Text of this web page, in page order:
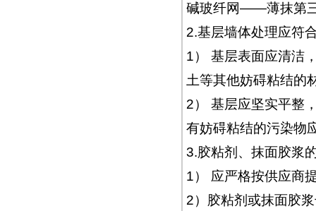
碱玻纤网——薄抹第
2.基层墙体处理应符
1） 基层表面应清洁
土等其他妨碍粘结的
2） 基层应坚实平整
有妨碍粘结的污染物
3.胶粘剂、抹面胶浆
1） 应严格按供应商
2）胶粘剂或抹面胶